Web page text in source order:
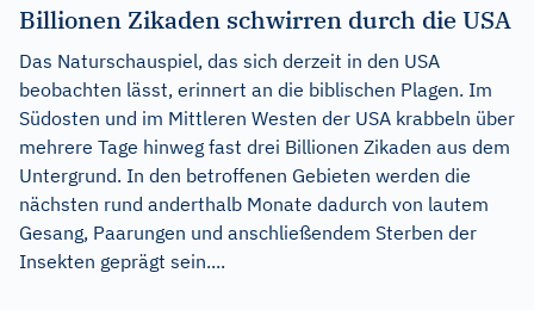
Billionen Zikaden schwirren durch die USA
Das Naturschauspiel, das sich derzeit in den USA
beobachten lässt, erinnert an die biblischen Plagen. Im
Südosten und im Mittleren Westen der USA krabbeln über
mehrere Tage hinweg fast drei Billionen Zikaden aus dem
Untergrund. In den betroffenen Gebieten werden die
nächsten rund anderthalb Monate dadurch von lautem
Gesang, Paarungen und anschließendem Sterben der
Insekten geprägt sein....